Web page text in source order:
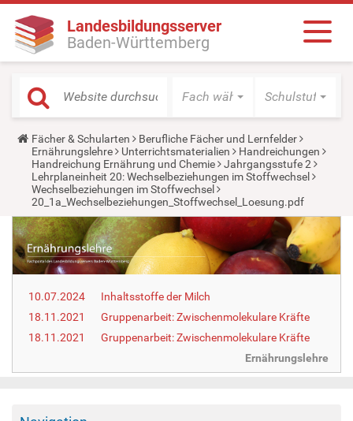
Landesbildungsserver
Baden-Württemberg
Fach wählen Schulstufe
Y
o
u
a
r
e
h
e
r
e
:
Fächer & Schularten
Berufliche Fächer und Lernfelder
Ernährungslehre
Unterrichtsmaterialien
Handreichungen
Handreichung Ernährung und Chemie
Jahrgangsstufe 2
Lehrplaneinheit 20: Wechselbeziehungen im Stoffwechsel
Wechselbeziehungen im Stoffwechsel
20_1a_Wechselbeziehungen_Stoffwechsel_Loesung.pdf
10.07.2024
Inhaltsstoffe der Milch
18.11.2021
Gruppenarbeit: Zwischenmolekulare Kräfte
18.11.2021
Gruppenarbeit: Zwischenmolekulare Kräfte
Ernährungslehre